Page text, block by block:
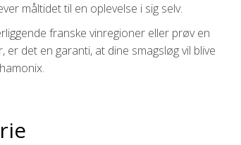
måltidet til en oplevelse i sig selv.
franske vinregioner eller prøv en
det en garanti, at dine smagsløg vil blive